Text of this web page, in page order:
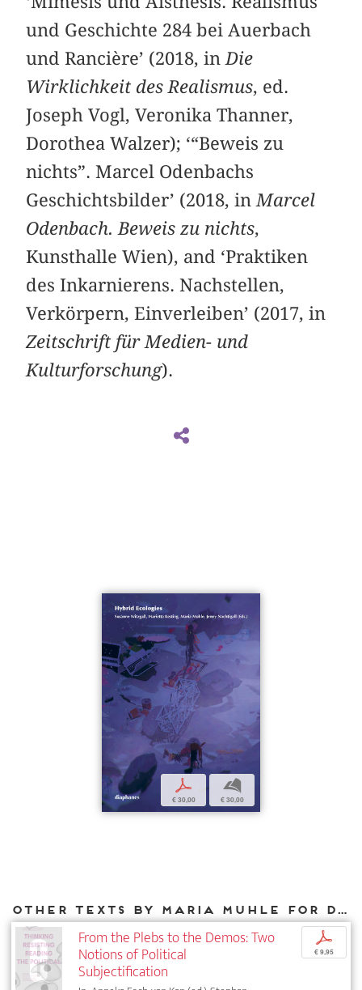
und Geschichte 284 bei Auerbach
und Rancière’ (2018, in Die
Wirklichkeit des Realismus, ed.
Joseph Vogl, Veronika Thanner,
Dorothea Walzer); ‘“Beweis zu
nichts”. Marcel Odenbachs
Geschichtsbilder’ (2018, in Marcel
Odenbach. Beweis zu nichts,
Kunsthalle Wien), and ‘Praktiken
des Inkarnierens. Nachstellen,
Verkörpern, Einverleiben’ (2017, in
Zeitschrift für Medien- und
Kulturforschung).
p
€ 30,00
b
€ 30,00
Other texts by Maria Muhle for DIAPHANES
From the Plebs to the Demos: Two
Notions of Political
Subjectification
p
€ 9,95